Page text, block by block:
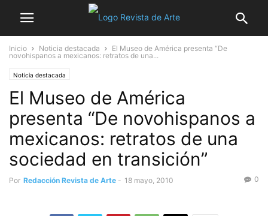
Inicio Noticia destacada
El Museo de América presenta “De
novohispanos a mexicanos: retratos de una...
Noticia destacada
El Museo de América
presenta “De novohispanos a
mexicanos: retratos de una
sociedad en transición”
Por Redacción Revista de Arte - 18 mayo, 2010 0